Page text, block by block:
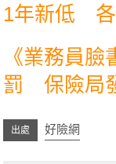
1年新低 各
《業務員臉
罰 保險局
好險網